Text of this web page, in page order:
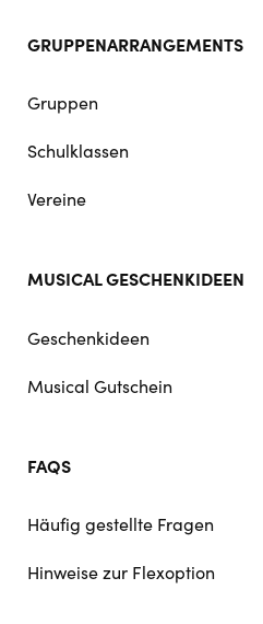
GRUPPENARRANGEMENTS
Gruppen
Schulklassen
Vereine
MUSICAL GESCHENKIDEEN
Geschenkideen
Musical Gutschein
FAQS
Häufig gestellte Fragen
Hinweise zur Flexoption